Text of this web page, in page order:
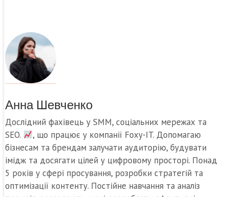
Анна Шевченко
Дослідний фахівець у SMM, соціальних мережах та
SEO.
, що працює у компанії Foxy-IT. Допомагаю
бізнесам та брендам залучати аудиторію, будувати
імідж та досягати цілей у цифровому просторі. Понад
5 років у сфері просування, розробки стратегій та
оптимізації контенту. Постійне навчання та аналіз